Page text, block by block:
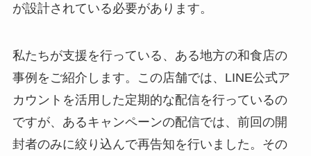
が設計されている必要があります。
私たちが支援を行っている、ある地方の和食店の
事例をご紹介します。この店舗では、LINE公式ア
カウントを活用した定期的な配信を行っているの
ですが、あるキャンペーンの配信では、前回の開
封者のみに絞り込んで再告知を行いました。その